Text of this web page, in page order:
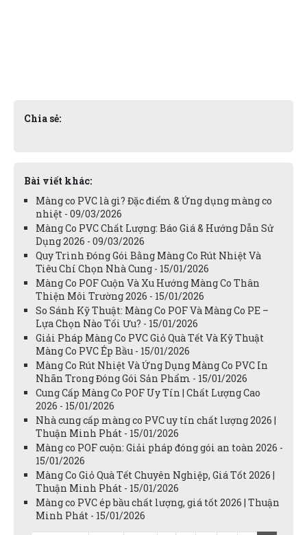
Chia sẻ:
Bài viết khác:
Màng co PVC là gì? Đặc điểm & Ứng dụng màng co
nhiệt - 09/03/2026
Màng Co PVC Chất Lượng: Báo Giá & Hướng Dẫn Sử
Dụng 2026 - 09/03/2026
Quy Trình Đóng Gói Bằng Màng Co Rút Nhiệt Và
Tiêu Chí Chọn Nhà Cung - 15/01/2026
Màng Co POF Cuộn Và Xu Hướng Màng Co Thân
Thiện Môi Trường 2026 - 15/01/2026
So Sánh Kỹ Thuật: Màng Co POF Và Màng Co PE –
Lựa Chọn Nào Tối Ưu? - 15/01/2026
Giải Pháp Màng Co PVC Giỏ Quà Tết Và Kỹ Thuật
Màng Co PVC Ép Bầu - 15/01/2026
Màng Co Rút Nhiệt Và Ứng Dụng Màng Co PVC In
Nhãn Trong Đóng Gói Sản Phẩm - 15/01/2026
Cung Cấp Màng Co POF Uy Tín | Chất Lượng Cao
2026 - 15/01/2026
Nhà cung cấp màng co PVC uy tín chất lượng 2026 |
Thuận Minh Phát - 15/01/2026
Màng co POF cuộn: Giải pháp đóng gói an toàn 2026 -
15/01/2026
Màng Co Giỏ Quà Tết Chuyên Nghiệp, Giá Tốt 2026 |
Thuận Minh Phát - 15/01/2026
Màng co PVC ép bầu chất lượng, giá tốt 2026 | Thuận
Minh Phát - 15/01/2026